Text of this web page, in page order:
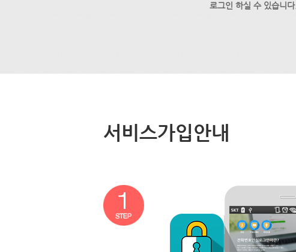
로그인 하실 수 있습니다.
서비스가입안내